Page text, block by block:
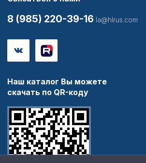
8 (985) 220-39-16 la@hlrus.com
Наш каталог Вы можете
скачать по QR-коду